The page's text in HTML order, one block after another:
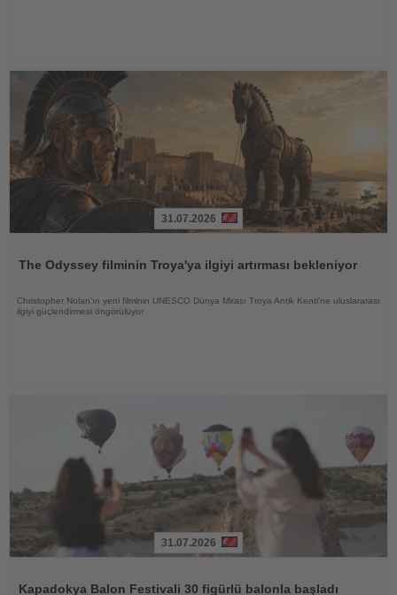
31.07.2026
The Odyssey filminin Troya'ya ilgiyi artırması bekleniyor
Christopher Nolan'ın yeni filminin UNESCO Dünya Mirası Troya Antik Kenti'ne uluslararası
ilgiyi güçlendirmesi öngörülüyor
31.07.2026
Kapadokya Balon Festivali 30 figürlü balonla başladı